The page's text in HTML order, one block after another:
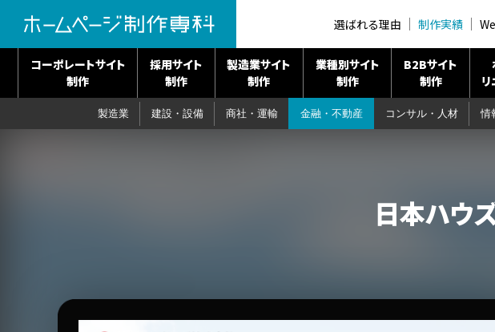
コーポレートサイト
制作
採用サイト
制作
製造業サイト
制作
業種別サイト
制作
B2Bサイト
制作
選ばれる理由 制作実績
製造業 建設・設備 商社・運輸 金融・不動産 コンサル・人材 情
日本ハウ